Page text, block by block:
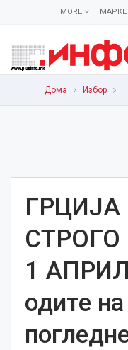
MORE
Дома Избор
1
одите